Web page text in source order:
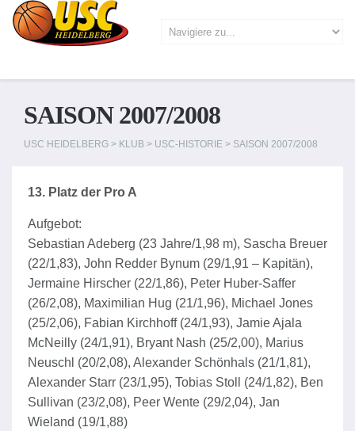
SAISON 2007/2008
USC HEIDELBERG > KLUB > USC-HISTORIE > SAISON 2007/2008
13. Platz der Pro A
Aufgebot:
Sebastian Adeberg (23 Jahre/1,98 m), Sascha Breuer
(22/1,83), John Redder Bynum (29/1,91 – Kapitän),
Jermaine Hirscher (22/1,86), Peter Huber-Saffer
(26/2,08), Maximilian Hug (21/1,96), Michael Jones
(25/2,06), Fabian Kirchhoff (24/1,93), Jamie Ajala
McNeilly (24/1,91), Bryant Nash (25/2,00), Marius
Neuschl (20/2,08), Alexander Schönhals (21/1,81),
Alexander Starr (23/1,95), Tobias Stoll (24/1,82), Ben
Sullivan (23/2,08), Peer Wente (29/2,04), Jan
Wieland (19/1,88)